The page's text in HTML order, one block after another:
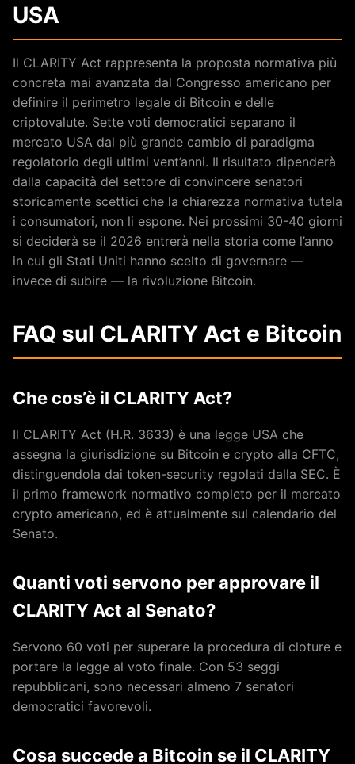
USA
Il CLARITY Act rappresenta la proposta normativa più
concreta mai avanzata dal Congresso americano per
definire il perimetro legale di Bitcoin e delle
criptovalute. Sette voti democratici separano il
mercato USA dal più grande cambio di paradigma
regolatorio degli ultimi vent’anni. Il risultato dipenderà
dalla capacità del settore di convincere senatori
storicamente scettici che la chiarezza normativa tutela
i consumatori, non li espone. Nei prossimi 30-40 giorni
si deciderà se il 2026 entrerà nella storia come l’anno
in cui gli Stati Uniti hanno scelto di governare —
invece di subire — la rivoluzione Bitcoin.
FAQ sul CLARITY Act e Bitcoin
Che cos’è il CLARITY Act?
Il CLARITY Act (H.R. 3633) è una legge USA che
assegna la giurisdizione su Bitcoin e crypto alla CFTC,
distinguendola dai token-security regolati dalla SEC. È
il primo framework normativo completo per il mercato
crypto americano, ed è attualmente sul calendario del
Senato.
Quanti voti servono per approvare il
CLARITY Act al Senato?
Servono 60 voti per superare la procedura di cloture e
portare la legge al voto finale. Con 53 seggi
repubblicani, sono necessari almeno 7 senatori
democratici favorevoli.
Cosa succede a Bitcoin se il CLARITY